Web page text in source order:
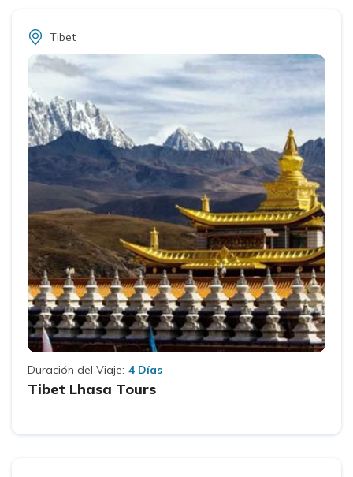
Tibet
Duración del Viaje: 4 Días
Tibet Lhasa Tours